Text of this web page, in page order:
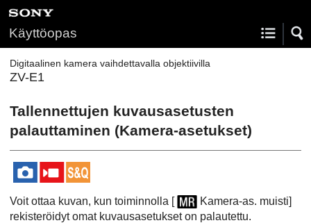
Käyttöopas
Digitaalinen kamera vaihdettavalla objektiivilla
ZV-E1
Tallennettujen kuvausasetusten
palauttaminen (Kamera-asetukset)
Voit ottaa kuvan, kun toiminnolla [
Kamera-as. muisti]
rekisteröidyt omat kuvausasetukset on palautettu.